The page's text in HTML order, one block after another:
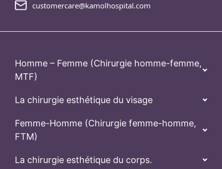
customercare@kamolhospital.com
Homme – Femme (Chirurgie homme-femme,
MTF)
La chirurgie esthétique du visage
Femme-Homme (Chirurgie femme-homme,
FTM)
La chirurgie esthétique du corps.